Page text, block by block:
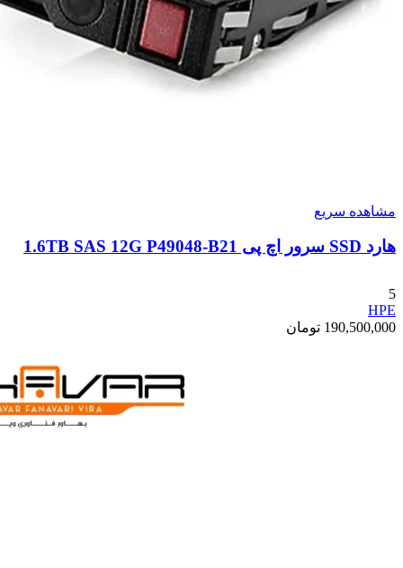
مشاهده سریع
هارد SSD سرور اچ پی 1.6TB SAS 12G P49048-B21
5
HPE
190,500,000 تومان